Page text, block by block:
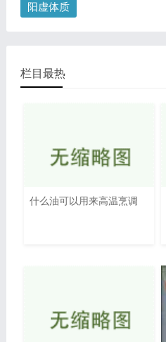
阳虚体质
栏目最热
什么油可以用来高温烹调